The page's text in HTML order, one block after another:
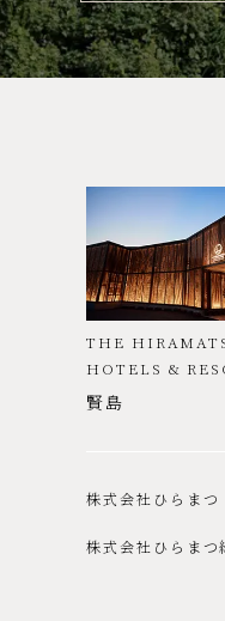
THE
HOTELS &
賢島
株式会社ひらまつ
株式会社ひらまつ